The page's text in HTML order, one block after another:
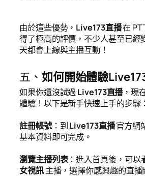
由於這些優勢， Live173直播在
得了極高的評價，不少人甚至已經
天都會上線與主播互動！
五、 如何開始體驗
如果你還沒試過Live173直播，現
體驗！以下是新手快速上手的步驟：
註冊帳號：到Live173直播官方網
基本資料即可完成。
瀏覽主播列表：進入首頁後，可以
女視訊主播，選擇你感興趣的直播